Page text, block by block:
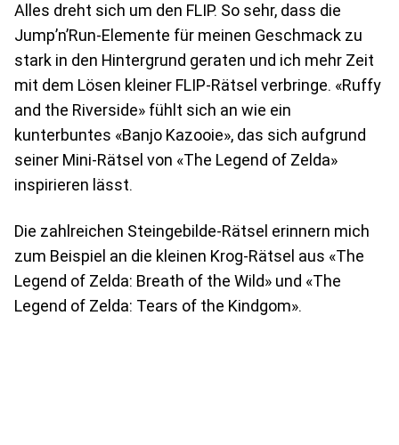
Alles dreht sich um den FLIP. So sehr, dass die
Jump’n’Run-Elemente für meinen Geschmack zu
stark in den Hintergrund geraten und ich mehr Zeit
mit dem Lösen kleiner FLIP-Rätsel verbringe. «Ruffy
and the Riverside» fühlt sich an wie ein
kunterbuntes «Banjo Kazooie», das sich aufgrund
seiner Mini-Rätsel von «The Legend of Zelda»
inspirieren lässt.
Die zahlreichen Steingebilde-Rätsel erinnern mich
zum Beispiel an die kleinen Krog-Rätsel aus «The
Legend of Zelda: Breath of the Wild» und «The
Legend of Zelda: Tears of the Kindgom».